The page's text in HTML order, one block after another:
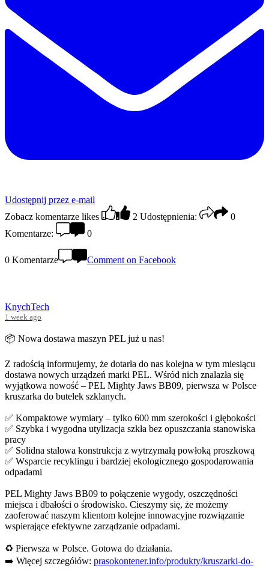
Udostępnij przez e-mail
Zobacz komentarze likes 2 Udostępnienia:
0
Komentarze:
0
0 Komentarze Comment on Facebook
KnychTech
1 week ago
📦 Nowa dostawa maszyn PEL już u nas!
Z radością informujemy, że dotarła do nas kolejna w tym miesiącu
dostawa nowych urządzeń marki PEL. Wśród nich znalazła się
wyjątkowa nowość – PEL Mighty Jaws BB09, pierwsza w Polsce
kruszarka do butelek szklanych.
✅ Kompaktowe wymiary – tylko 600 mm szerokości i głębokości
✅ Szybka i wygodna utylizacja szkła bez opuszczania stanowiska
pracy
✅ Solidna stalowa konstrukcja z wytrzymałą powłoką proszkową
✅ Wsparcie recyklingu i bardziej ekologicznego gospodarowania
odpadami
PEL Mighty Jaws BB09 to połączenie wygody, oszczędności
miejsca i dbałości o środowisko. Cieszymy się, że możemy
zaoferować naszym klientom kolejne innowacyjne rozwiązanie
wspierające efektywne zarządzanie odpadami.
♻️ Pierwsza w Polsce. Gotowa do działania.
➡️ Więcej szczegółów: prasokontener.info/produkty/kruszarki-do-